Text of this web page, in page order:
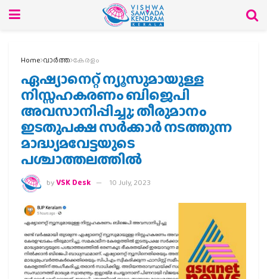
Home വാര്‍ത്ത കേരളം
ഏഷ്യാനെറ്റ് ന്യൂസുമായുള്ള
നിസ്സഹകരണം‍ ബിജെപി
അവസാനിപ്പിച്ചു; തീരുമാനം
ഇടതുപക്ഷ സർക്കാർ നടത്തുന്ന
മാദ്ധ്യമവേട്ടയുടെ
പശ്ചാത്തലത്തിൽ
byVSK Desk 10 July, 2023